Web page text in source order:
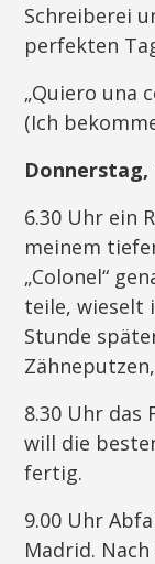
Schreiberei
perfekten
„Quiero una
(Ich
Donnerstag,
6.30 Uhr ein
meinem
„Colonel“
teile, wieselt
Stunde
8.30 Uhr das
will die
fertig.
9.00 Uhr
Madrid.